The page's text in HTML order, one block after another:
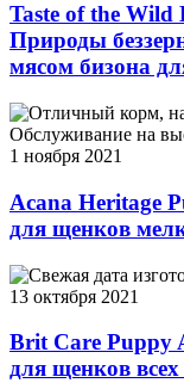
Taste of the
Природы
мясом бизона
Отличный корм,
Обслуживание на
1 ноября 2021
Acana Heritage
для щенков
Свежая дата
13 октября 2021
Brit Care Puppy
для щенков